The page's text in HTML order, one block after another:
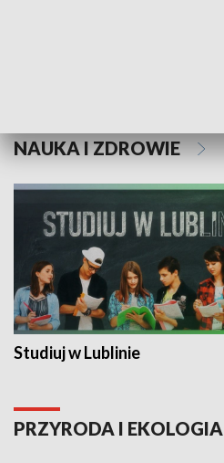
NAUKA I ZDROWIE
Studiuj w Lublinie
PRZYRODA I EKOLOGIA